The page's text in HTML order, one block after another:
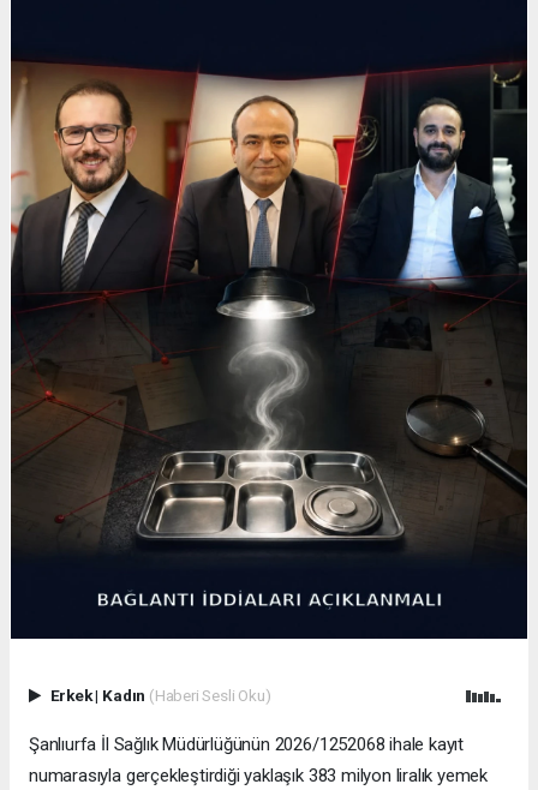
Erkek| Kadın (Haberi Sesli Oku)
Şanlıurfa İl Sağlık Müdürlüğünün 2026/1252068 ihale kayıt
numarasıyla gerçekleştirdiği yaklaşık 383 milyon liralık yemek